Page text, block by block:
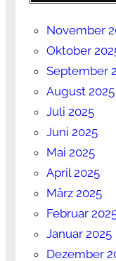
November
Oktober
September
August 2025
Juli 2025
Juni 2025
Mai 2025
April 2025
März 2025
Februar
Januar 2025
Dezember